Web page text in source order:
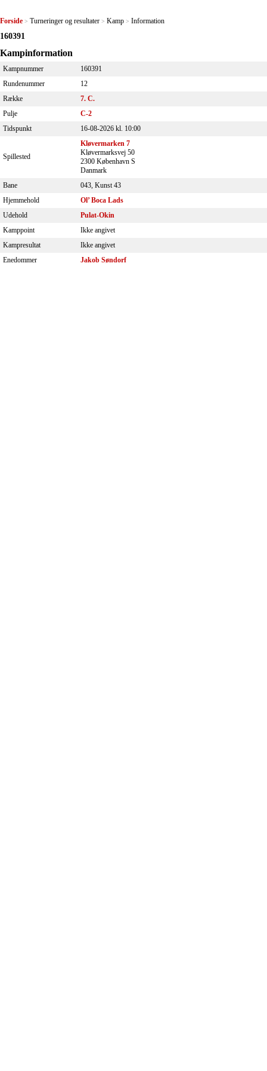
Forside > Turneringer og resultater > Kamp > Information
160391
Kampinformation
Kampnummer
160391
Rundenummer
12
Række
7. C.
Pulje
C-2
Tidspunkt
16-08-2026 kl. 10:00
Spillested
Kløvermarken 7
Kløvermarksvej 50
2300 København S
Danmark
Bane
043, Kunst 43
Hjemmehold
Ol’ Boca Lads
Udehold
Pulat-Okin
Kamppoint
Ikke angivet
Kampresultat
Ikke angivet
Enedommer
Jakob Søndorf